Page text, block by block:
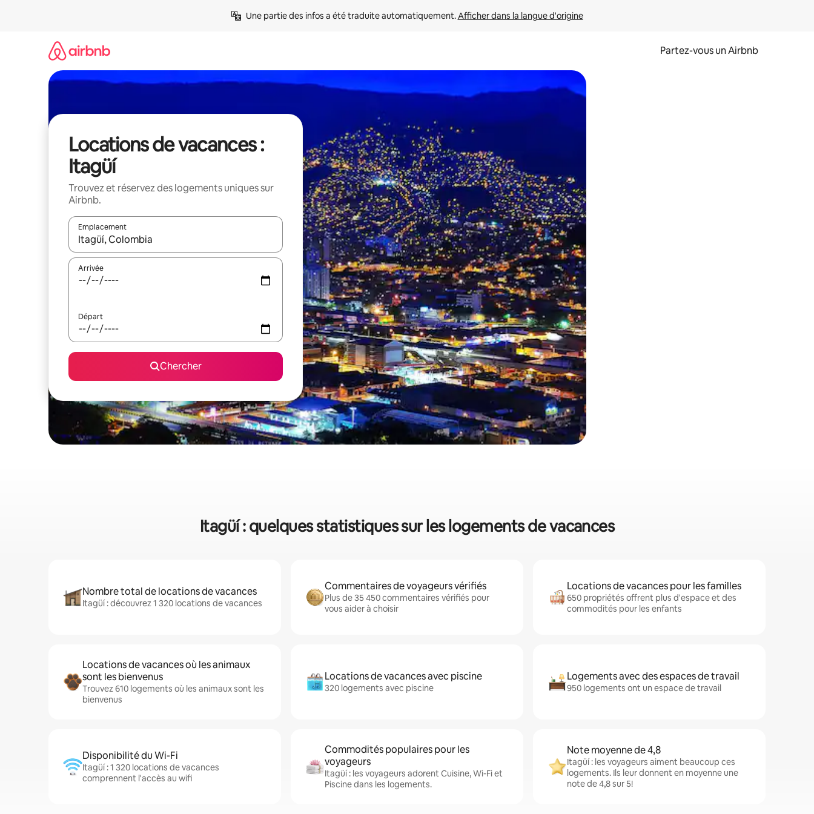
Une partie des infos a été traduite automatiquement. Afficher dans la langue d'origine
Partez-vous un Airbnb
Locations de vacances :
Itagüí
Trouvez et réservez des logements uniques sur
Airbnb.
Emplacement
Quand les résultats sont affichés, parcourez-les en utilisant les flèches vers le haut et vers le bas, ou en appuyant dessus et en les faisant glisser.
Arrivée
Départ
Chercher
Itagüí : quelques statistiques sur les logements de vacances
Nombre total de locations de vacances
Itagüí : découvrez 1 320 locations de vacances
Commentaires de voyageurs vérifiés
Plus de 35 450 commentaires vérifiés pour
vous aider à choisir
Locations de vacances pour les familles
650 propriétés offrent plus d'espace et des
commodités pour les enfants
Locations de vacances où les animaux
sont les bienvenus
Trouvez 610 logements où les animaux sont les
bienvenus
Locations de vacances avec piscine
320 logements avec piscine
Logements avec des espaces de travail
950 logements ont un espace de travail
Disponibilité du Wi-Fi
Itagüí : 1 320 locations de vacances
comprennent l'accès au wifi
Commodités populaires pour les
voyageurs
Itagüí : les voyageurs adorent Cuisine, Wi-Fi et
Piscine dans les logements.
Note moyenne de 4,8
Itagüí : les voyageurs aiment beaucoup ces
logements. Ils leur donnent en moyenne une
note de 4,8 sur 5!